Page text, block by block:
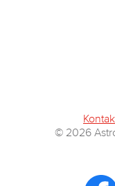
© 2026